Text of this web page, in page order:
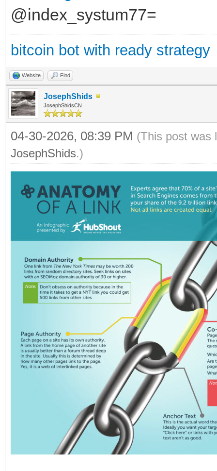
@index_systum77=
bitcoin bot with ready strategy
Website Find
JosephShids
JosephShidsCN
04-30-2026, 08:39 PM (This post was
JosephShids.)